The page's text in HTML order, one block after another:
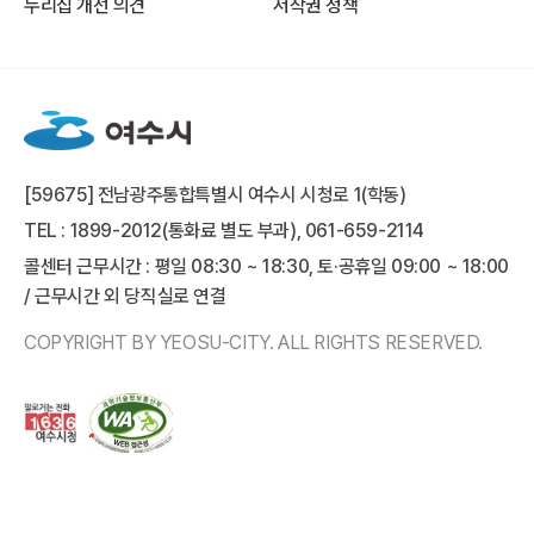
누리집 개선 의견
저작권 정책
[59675] 전남광주통합특별시 여수시 시청로 1(학동)
TEL : 1899-2012(통화료 별도 부과), 061-659-2114
콜센터 근무시간 : 평일 08:30 ~ 18:30, 토·공휴일 09:00 ~ 18:00
/ 근무시간 외 당직실로 연결
COPYRIGHT BY YEOSU-CITY. ALL RIGHTS RESERVED.